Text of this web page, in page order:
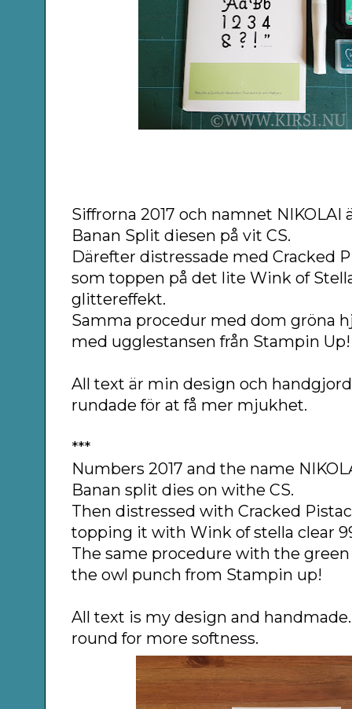
Siffrorna 2017 och namnet NIKOLAI
Banan Split diesen på vit CS.
Därefter distressade med Cracked
som toppen på det lite Wink of
glittereffekt.
Samma procedur med dom gröna
med ugglestansen från Stampin Up!
All text är min design och
rundade för at få mer mjukhet.
***
Numbers 2017 and the name
Banan split dies on withe CS.
Then distressed with Cracked
topping it with Wink of stella clear
The same procedure with the
the owl punch from Stampin up!
All text is my design and
round for more softness.